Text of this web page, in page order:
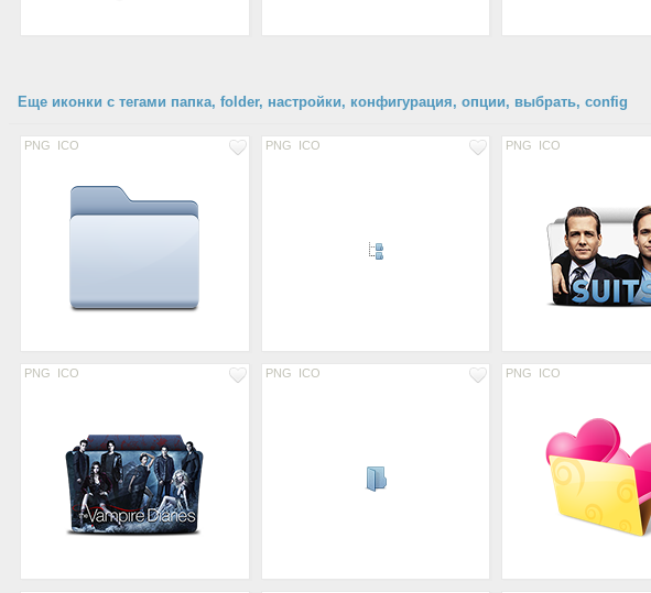
Еще иконки с тегами папка, folder, настройки, конфигурация, опции, выбрать, config
PNG ICO PNG ICO PNG ICO
PNG ICO PNG ICO PNG ICO